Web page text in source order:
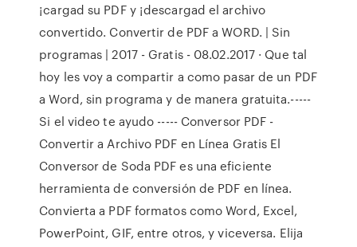
¡cargad su PDF y ¡descargad el archivo
convertido. Convertir de PDF a WORD. | Sin
programas | 2017 - Gratis - 08.02.2017 · Que tal
hoy les voy a compartir a como pasar de un PDF
a Word, sin programa y de manera gratuita.-----
Si el video te ayudo ----- Conversor PDF -
Convertir a Archivo PDF en Línea Gratis El
Conversor de Soda PDF es una eficiente
herramienta de conversión de PDF en línea.
Convierta a PDF formatos como Word, Excel,
PowerPoint, GIF, entre otros, y viceversa. Elija